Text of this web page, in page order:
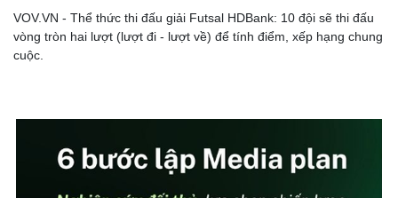
VOV.VN - Thể thức thi đấu giải Futsal HDBank: 10 đội sẽ thi đấu
vòng tròn hai lượt (lượt đi - lượt về) để tính điểm, xếp hạng chung
cuộc.